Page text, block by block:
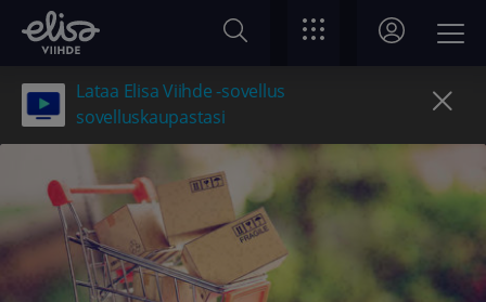
Lataa Elisa Viihde -sovellus
sovelluskaupastasi